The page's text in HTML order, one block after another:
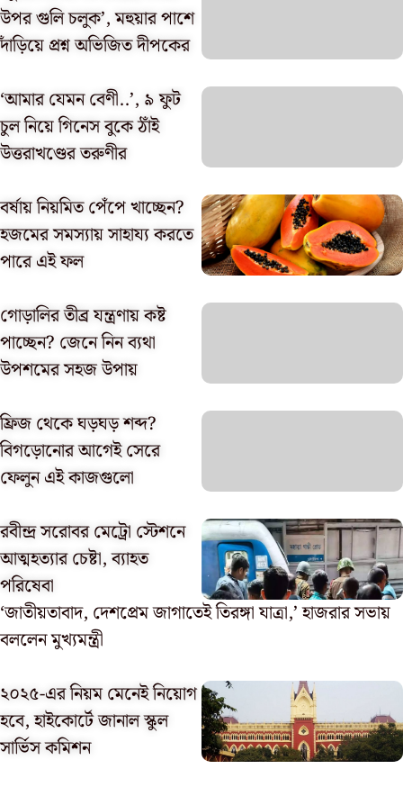
উপর গুলি চলুক’, মহুয়ার পাশে
দাঁড়িয়ে প্রশ্ন অভিজিত দীপকের
‘আমার যেমন বেণী..’, ৯ ফুট
চুল নিয়ে গিনেস বুকে ঠাঁই
উত্তরাখণ্ডের তরুণীর
বর্ষায় নিয়মিত পেঁপে খাচ্ছেন?
হজমের সমস্যায় সাহায্য করতে
পারে এই ফল
গোড়ালির তীব্র যন্ত্রণায় কষ্ট
পাচ্ছেন? জেনে নিন ব্যথা
উপশমের সহজ উপায়
ফ্রিজ থেকে ঘড়ঘড় শব্দ?
বিগড়োনোর আগেই সেরে
ফেলুন এই কাজগুলো
রবীন্দ্র সরোবর মেট্রো স্টেশনে
আত্মহত্যার চেষ্টা, ব্যাহত
পরিষেবা
‘জাতীয়তাবাদ, দেশপ্রেম জাগাতেই তিরঙ্গা যাত্রা,’ হাজরার সভায়
বললেন মুখ্যমন্ত্রী
২০২৫-এর নিয়ম মেনেই নিয়োগ
হবে, হাইকোর্টে জানাল স্কুল
সার্ভিস কমিশন